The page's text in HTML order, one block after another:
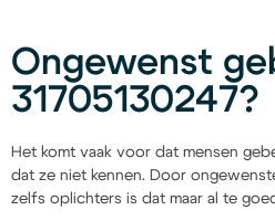
Ongewenst
31705130247?
Het komt vaak voor dat mensen
dat ze niet kennen. Door
zelfs oplichters is dat maar al te